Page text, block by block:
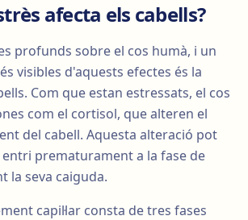
afecta els cabells?
profunds sobre el cos humà, i un
visibles d'aquests efectes és la
Com que estan estressats, el cos
com el cortisol, que alteren el
del cabell. Aquesta alteració pot
prematurament a la fase de
la seva caiguda.
capil·lar consta de tres fases